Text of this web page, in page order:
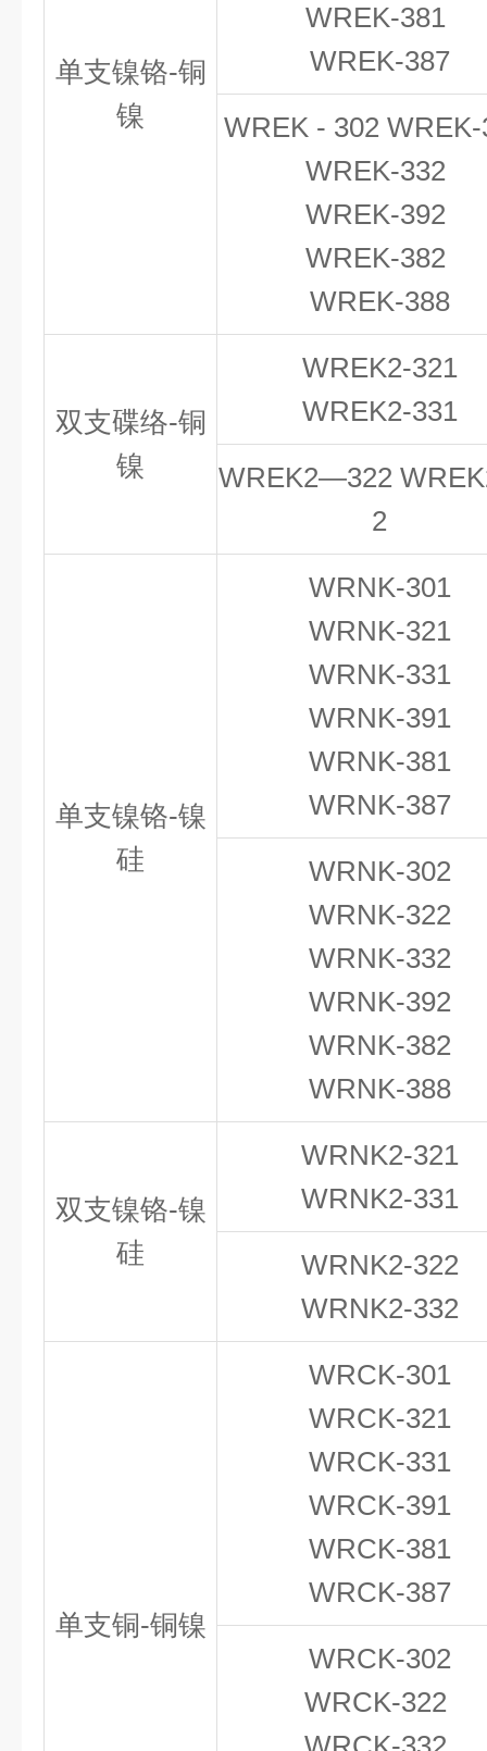
单支镍铬-铜
镍
WREK-381
WREK-387
WREK - 302
WREK-332
WREK-392
WREK-382
WREK-388
双支碟络-铜
镍
WREK2-321
WREK2-331
WREK2—322
2
单支镍铬-镍
硅
WRNK-301
WRNK-321
WRNK-331
WRNK-391
WRNK-381
WRNK-387
WRNK-302
WRNK-322
WRNK-332
WRNK-392
WRNK-382
WRNK-388
双支镍铬-镍
硅
WRNK2-321
WRNK2-331
WRNK2-322
WRNK2-332
单支铜-铜镍
WRCK-301
WRCK-321
WRCK-331
WRCK-391
WRCK-381
WRCK-387
WRCK-302
WRCK-322